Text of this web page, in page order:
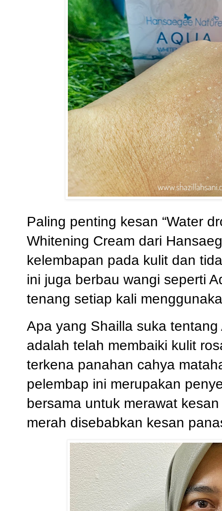
Paling penting kesan “Water
Whitening Cream dari
kelembapan pada kulit dan
ini juga berbau wangi seperti
tenang setiap kali
Apa yang Shailla suka
adalah telah membaiki kulit
terkena panahan cahya
pelembap ini merupakan
bersama untuk merawat
merah disebabkan kesan